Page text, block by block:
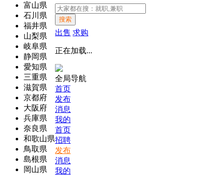
富山県
石川県
福井県
山梨県
岐阜県
静岡県
愛知県
三重県
滋賀県
京都府
大阪府
兵庫県
奈良県
和歌山県
鳥取県
島根県
岡山県
搜索
出售 求购
正在加载...
全局导航
首页
发布
消息
我的
首页
招聘
发布
消息
我的